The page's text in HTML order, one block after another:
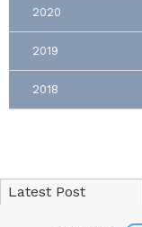
2020
2019
2018
Latest Post